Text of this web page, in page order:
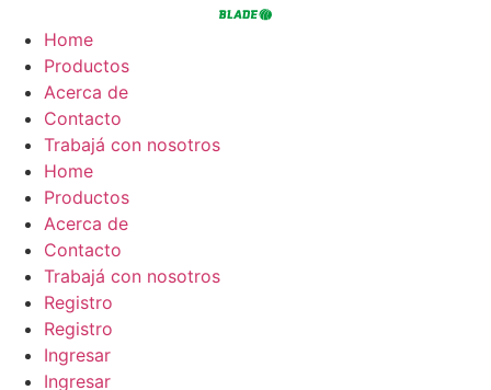
contenido
Home
Productos
Acerca de
Contacto
Trabajá con nosotros
Home
Productos
Acerca de
Contacto
Trabajá con nosotros
Registro
Registro
Ingresar
Ingresar